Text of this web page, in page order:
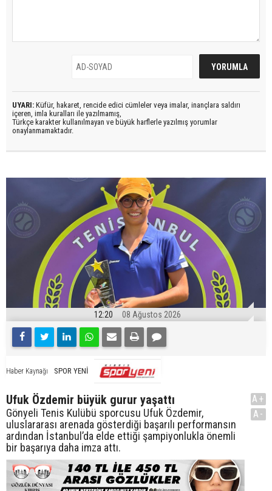
UYARI: Küfür, hakaret, rencide edici cümleler veya imalar, inançlara saldırı
içeren, imla kuralları ile yazılmamış,
Türkçe karakter kullanılmayan ve büyük harflerle yazılmış yorumlar
onaylanmamaktadır.
12:20 08 Ağustos 2026
Haber Kaynağı SPOR YENİ
Ufuk Özdemir büyük gurur yaşattı
Gönyeli Tenis Kulübü sporcusu Ufuk Özdemir,
uluslararası arenada gösterdiği başarılı performansın
ardından İstanbul’da elde ettiği şampiyonlukla önemli
bir başarıya daha imza attı.
A+
A-